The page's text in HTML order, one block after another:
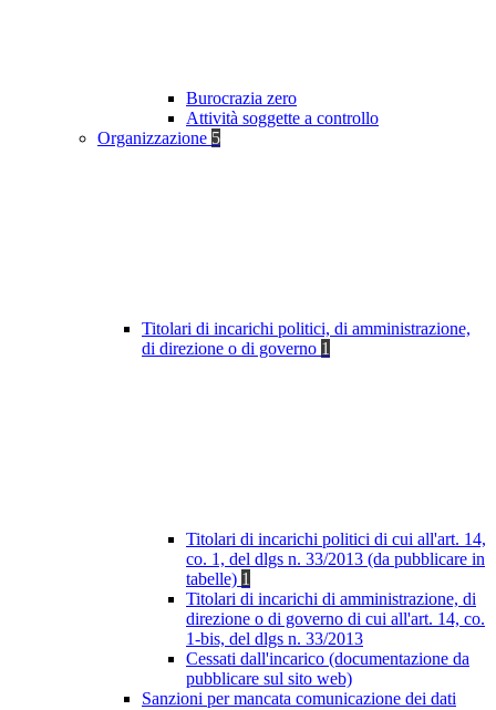
Burocrazia zero
Attività soggette a controllo
Organizzazione 5
Titolari di incarichi politici, di amministrazione,
di direzione o di governo 1
Titolari di incarichi politici di cui all'art. 14,
co. 1, del dlgs n. 33/2013 (da pubblicare in
tabelle) 1
Titolari di incarichi di amministrazione, di
direzione o di governo di cui all'art. 14, co.
1-bis, del dlgs n. 33/2013
Cessati dall'incarico (documentazione da
pubblicare sul sito web)
Sanzioni per mancata comunicazione dei dati